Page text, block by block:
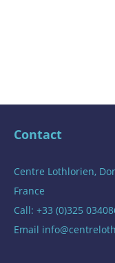
Contact
Centre Lothlorien,
France
Call: +33 (0)325
Email